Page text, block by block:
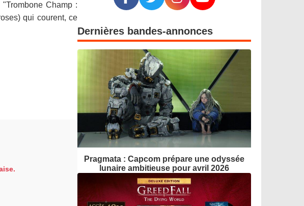
Champ :
qui courent, ce
Dernières bandes-annonces
Pragmata : Capcom prépare une odyssée
lunaire ambitieuse pour avril 2026